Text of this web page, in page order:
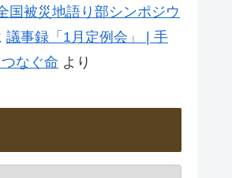
国被災地語り部シンポジウ
議事録「1月定例会」 | 手
なぐ命 より